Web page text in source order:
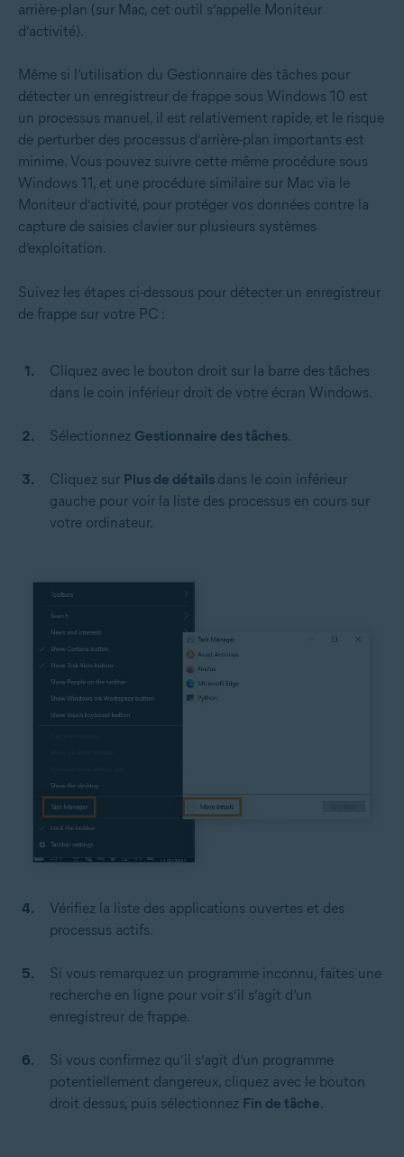
arrière-plan (sur Mac, cet outil s’appelle Moniteur
d’activité).
Même si l’utilisation du Gestionnaire des tâches pour
détecter un enregistreur de frappe sous Windows 10 est
un processus manuel, il est relativement rapide, et le risque
de perturber des processus d’arrière-plan importants est
minime. Vous pouvez suivre cette même procédure sous
Windows 11, et une procédure similaire sur Mac via le
Moniteur d’activité, pour protéger vos données contre la
capture de saisies clavier sur plusieurs systèmes
d’exploitation.
Suivez les étapes ci-dessous pour détecter un enregistreur
de frappe sur votre PC :
Cliquez avec le bouton droit sur la barre des tâches
dans le coin inférieur droit de votre écran Windows.
Sélectionnez Gestionnaire des tâches.
Cliquez sur Plus de détails dans le coin inférieur
gauche pour voir la liste des processus en cours sur
votre ordinateur.
Vérifiez la liste des applications ouvertes et des
processus actifs.
Si vous remarquez un programme inconnu, faites une
recherche en ligne pour voir s’il s’agit d’un
enregistreur de frappe.
Si vous confirmez qu’il s’agit d’un programme
potentiellement dangereux, cliquez avec le bouton
droit dessus, puis sélectionnez Fin de tâche.